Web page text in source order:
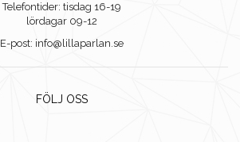
Telefontider: tisdag 16-19
lördagar 09-12
E-post: info@lillaparlan.se
FÖLJ OSS